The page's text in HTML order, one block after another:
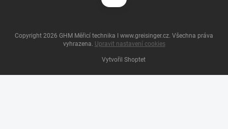
Vytvořil Shoptet
Copyright 2026 GHM Měřicí technika I www.greisinger.cz. Všechna práva
vyhrazena. Upravit nastavení cookies